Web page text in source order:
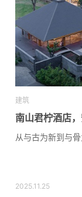
建筑
南山君柠酒店
从与古为新到与
2025.11.25